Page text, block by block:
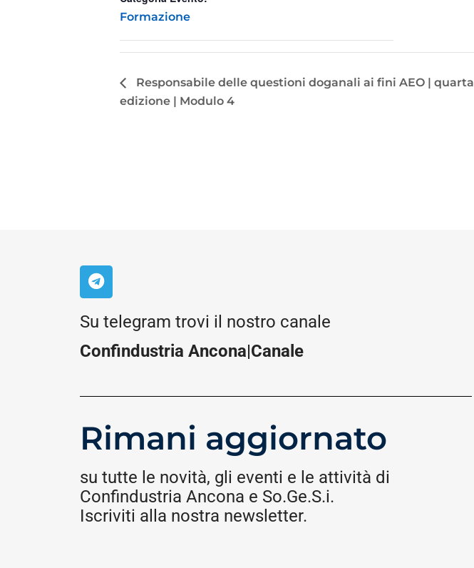
Formazione
Responsabile delle questioni doganali ai fini AEO | quarta
edizione | Modulo 4
Su telegram trovi il nostro canale
Confindustria Ancona|Canale
Rimani aggiornato
su tutte le novità, gli eventi e le attività di
Confindustria Ancona e So.Ge.S.i.
Iscriviti alla nostra newsletter.